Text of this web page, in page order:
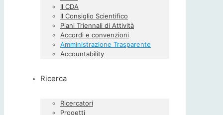
Il CDA
Il Consiglio Scientifico
Piani Triennali di Attività
Accordi e convenzioni
Amministrazione Trasparente
Accountability
Ricerca
Ricercatori
Progetti